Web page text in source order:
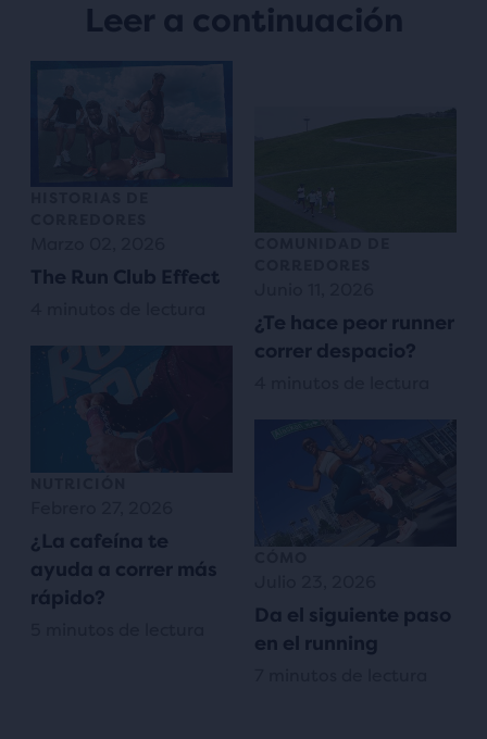
Leer a continuación
The Run Club Effect
¿La cafeína te
ayuda a correr más
rápido?
¿Te hace peor runner
correr despacio?
Da el siguiente paso
en el running